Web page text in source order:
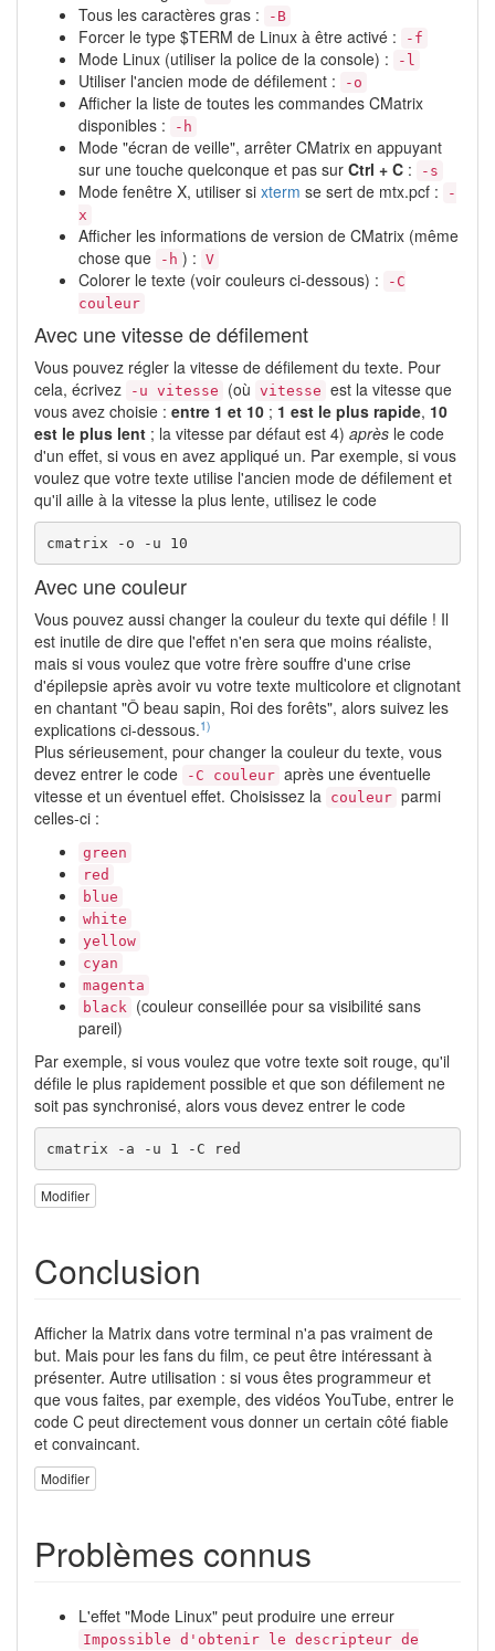
Tous les caractères gras : -B
Forcer le type $TERM de Linux à être activé : -f
Mode Linux (utiliser la police de la console) : -l
Utiliser l'ancien mode de défilement : -o
Afficher la liste de toutes les commandes CMatrix
disponibles :
-h
Mode "écran de veille", arrêter CMatrix en appuyant
sur une touche quelconque et pas sur Ctrl + C : -s
Mode fenêtre X, utiliser si xterm se sert de mtx.pcf :
-
x
Afficher les informations de version de CMatrix (même
chose que
-h ) : V
Colorer le texte (voir couleurs ci-dessous) :
-C
couleur
Avec une vitesse de défilement
Vous pouvez régler la vitesse de défilement du texte. Pour
cela, écrivez
-u vitesse (où vitesse est la vitesse que
vous avez choisie : entre 1 et 10 ; 1 est le plus rapide, 10
est le plus lent ; la vitesse par défaut est 4) après le code
d'un effet, si vous en avez appliqué un. Par exemple, si vous
voulez que votre texte utilise l'ancien mode de défilement et
qu'il aille à la vitesse la plus lente, utilisez le code
cmatrix -o -u 10
Avec une couleur
Vous pouvez aussi changer la couleur du texte qui défile ! Il
est inutile de dire que l'effet n'en sera que moins réaliste,
mais si vous voulez que votre frère souffre d'une crise
d'épilepsie après avoir vu votre texte multicolore et clignotant
en chantant "Ô beau sapin, Roi des forêts", alors suivez les
explications ci-dessous.1)
Plus sérieusement, pour changer la couleur du texte, vous
devez entrer le code
-C couleur après une éventuelle
vitesse et un éventuel effet. Choisissez la couleur parmi
celles-ci :
green
red
blue
white
yellow
cyan
magenta
black (couleur conseillée pour sa visibilité sans
pareil)
Par exemple, si vous voulez que votre texte soit rouge, qu'il
défile le plus rapidement possible et que son défilement ne
soit pas synchronisé, alors vous devez entrer le code
cmatrix -a -u 1 -C red
Modifier
Conclusion
Afficher la Matrix dans votre terminal n'a pas vraiment de
but. Mais pour les fans du film, ce peut être intéressant à
présenter. Autre utilisation : si vous êtes programmeur et
que vous faites, par exemple, des vidéos YouTube, entrer le
code C peut directement vous donner un certain côté fiable
et convaincant.
Modifier
Problèmes connus
L'effet "Mode Linux" peut produire une erreur
Impossible d'obtenir le descripteur de